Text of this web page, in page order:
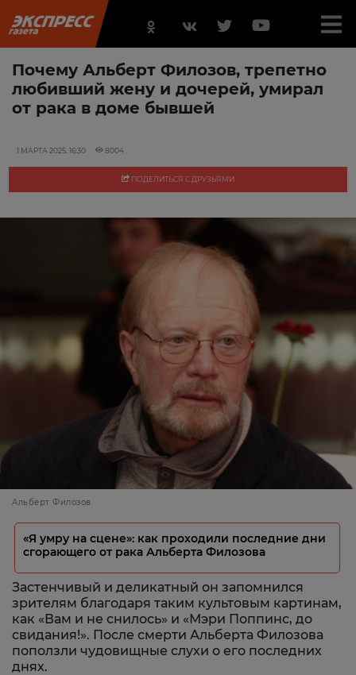
Почему Альберт Филозов, трепетно
любивший жену и дочерей, умирал
от рака в доме бывшей
1 МАРТА 2025, 16:30 8004
ПОДЕЛИТЬСЯ С ДРУЗЬЯМИ
Альберт Филозов
«Я умру на сцене»: как проходили последние дни
сгорающего от рака Альберта Филозова
Застенчивый и деликатный он запомнился
зрителям благодаря таким культовым картинам,
как «Вам и не снилось» и «Мэри Поппинс, до
свидания!». После смерти Альберта Филозова
поползли чудовищные слухи о его последних
днях.